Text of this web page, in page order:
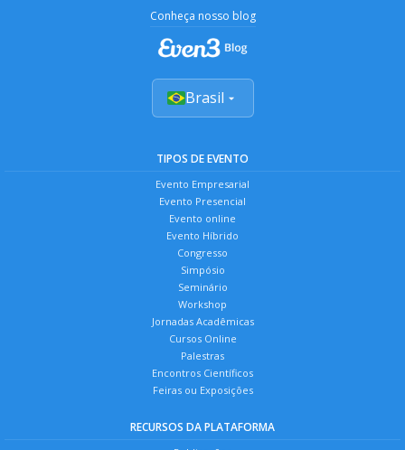
Conheça nosso blog
Brasil
TIPOS DE EVENTO
Evento Empresarial
Evento Presencial
Evento online
Evento Híbrido
Congresso
Simpósio
Seminário
Workshop
Jornadas Acadêmicas
Cursos Online
Palestras
Encontros Científicos
Feiras ou Exposições
RECURSOS DA PLATAFORMA